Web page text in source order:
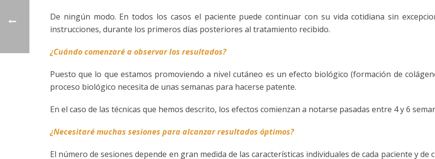
De ningún modo. En todos los casos el paciente puede continuar con su vida cotidiana sin
instrucciones, durante los primeros días posteriores al tratamiento recibido.
¿Cuándo comenzaré a observar los resultados?
Puesto que lo que estamos promoviendo a nivel cutáneo es un efecto biológico (formación de
proceso biológico necesita de unas semanas para hacerse patente.
En el caso de las técnicas que hemos descrito, los efectos comienzan a notarse pasadas entre 4 y 6
¿Necesitaré muchas sesiones para alcanzar resultados óptimos?
El número de sesiones depende en gran medida de las características individuales de cada paciente y de